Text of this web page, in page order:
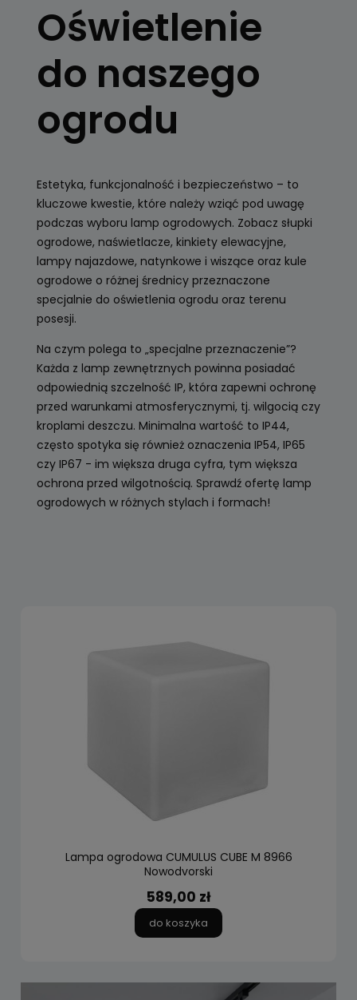
Kule, latarnie
ogrodowe, girlandy
Oświetlenie
do naszego
ogrodu
Estetyka, funkcjonalność i bezpieczeństwo – to
kluczowe kwestie, które należy wziąć pod uwagę
podczas wyboru lamp ogrodowych. Zobacz słupki
ogrodowe, naświetlacze, kinkiety elewacyjne,
lampy najazdowe, natynkowe i wiszące oraz kule
ogrodowe o różnej średnicy przeznaczone
specjalnie do oświetlenia ogrodu oraz terenu
posesji.
Na czym polega to „specjalne przeznaczenie”?
Każda z lamp zewnętrznych powinna posiadać
odpowiednią szczelność IP, która zapewni ochronę
przed warunkami atmosferycznymi, tj. wilgocią czy
kroplami deszczu. Minimalna wartość to IP44,
często spotyka się również oznaczenia IP54, IP65
czy IP67 - im większa druga cyfra, tym większa
ochrona przed wilgotnością. Sprawdź ofertę lamp
ogrodowych w różnych stylach i formach!
Lampa ogrodowa CUMULUS CUBE M 8966
Nowodvorski
589,00 zł
do koszyka